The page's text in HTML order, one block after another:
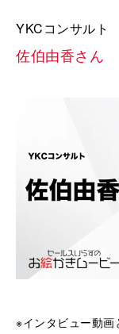
YKCコンサルト
佐伯由香さん
※インタビュー動